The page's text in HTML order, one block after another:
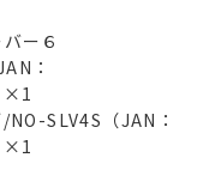
ー６
：
×1
NO-SLV4S（JAN：
×1